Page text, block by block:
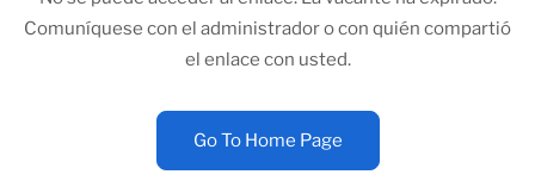
Comuníquese con el administrador o con quién compartió
el enlace con usted.
Go To Home Page